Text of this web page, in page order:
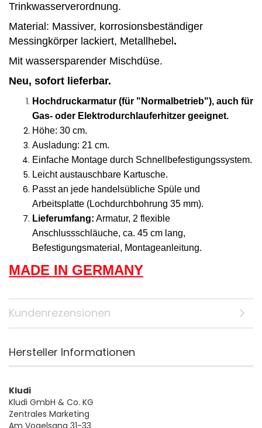
Trinkwasserverordnung.
Material: Massiver, korrosionsbeständiger
Messingkörper lackiert, Metallhebel .
Mit wassersparender Mischdüse.
Neu, sofort lieferbar.
Hochdruckarmatur (für "Normalbetrieb"), auch für
Gas- oder Elektrodurchlauferhitzer geeignet.
Höhe: 30 cm.
Ausladung: 21 cm.
Einfache Montage durch Schnellbefestigungssystem.
Leicht austauschbare Kartusche.
Passt an jede handelsübliche Spüle und
Arbeitsplatte (Lochdurchbohrung 35 mm).
Lieferumfang: Armatur, 2 flexible
Anschlussschläuche, ca. 45 cm lang,
Befestigungsmaterial, Montageanleitung.
MADE IN GERMANY
Kundenrezensionen
Hersteller Informationen
Kludi
Kludi GmbH & Co. KG
Zentrales Marketing
Am Vogelsang 31-33